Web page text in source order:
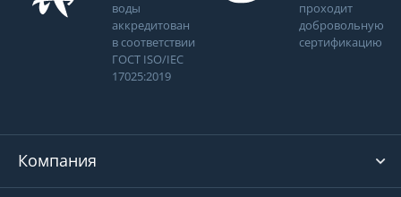
воды
аккредитован
в соответствии
ГОСТ ISO/IEC
17025:2019
проходит
добровольную
сертификацию
Компания